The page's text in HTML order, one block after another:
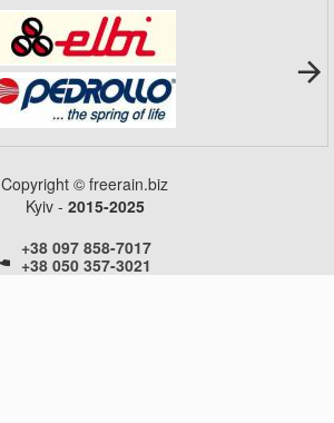
Copyright © freerain.biz
Kyiv - 2015-2025
+38 097 858-7017
+38 050 357-3021